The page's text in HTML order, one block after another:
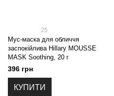
25
Мус-маска для обличчя
заспокійлива Hillary MOUSSE
MASK Soothing, 20 г
396 грн
КУПИТИ